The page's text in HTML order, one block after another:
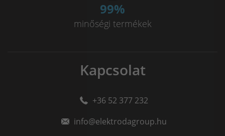
100%
minőségi termékek
Kapcsolat
+36 52 377 232
info@elektrodagroup.hu